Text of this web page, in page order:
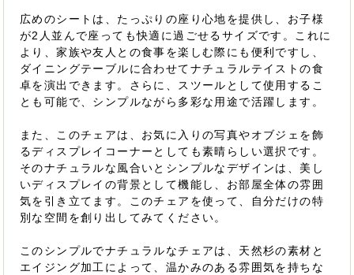
広めのシートは、たっぷりの座り心地を提供し、お子様
が2人並んで座っても快適に過ごせるサイズです。これに
より、家族や友人との食事を楽しむ際にも便利ですし、
ダイニングテーブルに合わせてナチュラルテイストの食
卓を演出できます。さらに、スツールとして使用するこ
とも可能で、シンプルながら多彩な用途で活躍します。
また、このチェアは、お気に入りの写真やオブジェを飾
るディスプレイコーナーとしても素晴らしい選択です。
そのナチュラルな風合いとシンプルなデザインは、美し
いディスプレイの背景として機能し、お部屋全体の雰囲
気を引き立てます。このチェアを使って、自分だけの特
別な空間を創り出してみてください。
このシンプルでナチュラルなチェアは、天然杉の素材と
エイジング加工によって、温かみのある雰囲気を持ちな